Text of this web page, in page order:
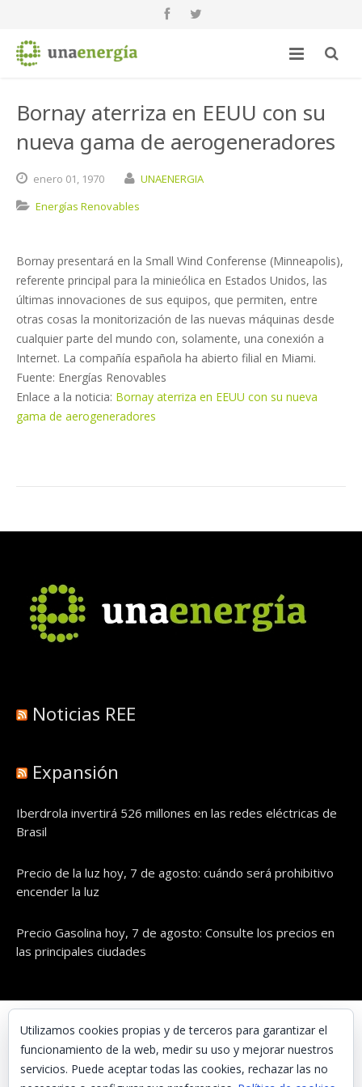
Bornay aterriza en EEUU con su
nueva gama de aerogeneradores
enero 01, 1970
UNAENERGIA
Energías Renovables
Bornay presentará en la Small Wind Conferense (Minneapolis),
referente principal para la minieólica en Estados Unidos, las
últimas innovaciones de sus equipos, que permiten, entre
otras cosas la monitorización de las nuevas máquinas desde
cualquier parte del mundo con, solamente, una conexión a
Internet. La compañía española ha abierto filial en Miami.
Fuente: Energías Renovables
Enlace a la noticia: Bornay aterriza en EEUU con su nueva
gama de aerogeneradores
Noticias REE
Expansión
Iberdrola invertirá 526 millones en las redes eléctricas de
Brasil
Precio de la luz hoy, 7 de agosto: cuándo será prohibitivo
encender la luz
Precio Gasolina hoy, 7 de agosto: Consulte los precios en
las principales ciudades
© UNAENERGÍA, S.L.
Inicio
Utilizamos cookies propias y de terceros para garantizar el
funcionamiento de la web, medir su uso y mejorar nuestros
servicios. Puede aceptar todas las cookies, rechazar las no